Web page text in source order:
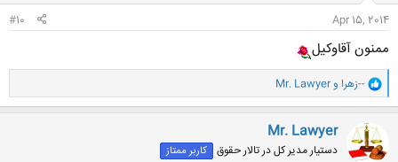
Apr 15, 2014
#10
ممنون آقاوكيل
و
ا
ک
ن
ش
ه
--زهرا وMr. Lawyer
Mr. Lawyer
دستیار مدیر کل در تالار حقوق کاربر ممتاز